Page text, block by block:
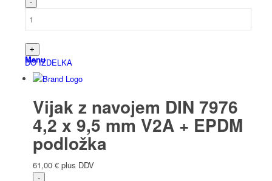
Menu
DO IZDELKA
Vijak z navojem DIN 7976
4,2 x 9,5 mm V2A + EPDM
podložka
61,00 € plus DDV